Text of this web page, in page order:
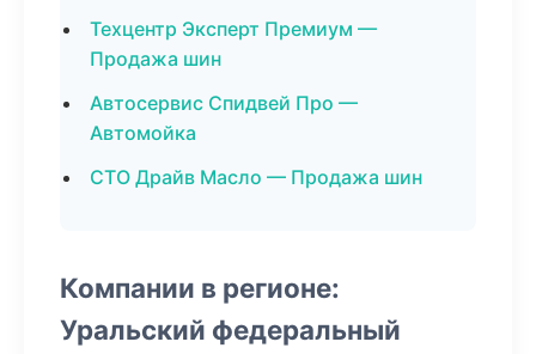
Техцентр Эксперт Премиум —
Продажа шин
Автосервис Спидвей Про —
Автомойка
СТО Драйв Масло — Продажа шин
Компании в регионе:
Уральский федеральный